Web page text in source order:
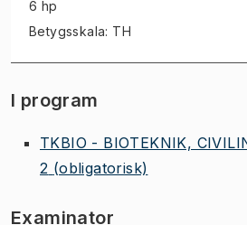
6 hp
Betygsskala: TH
I program
TKBIO - BIOTEKNIK,
2 (obligatorisk)
Examinator